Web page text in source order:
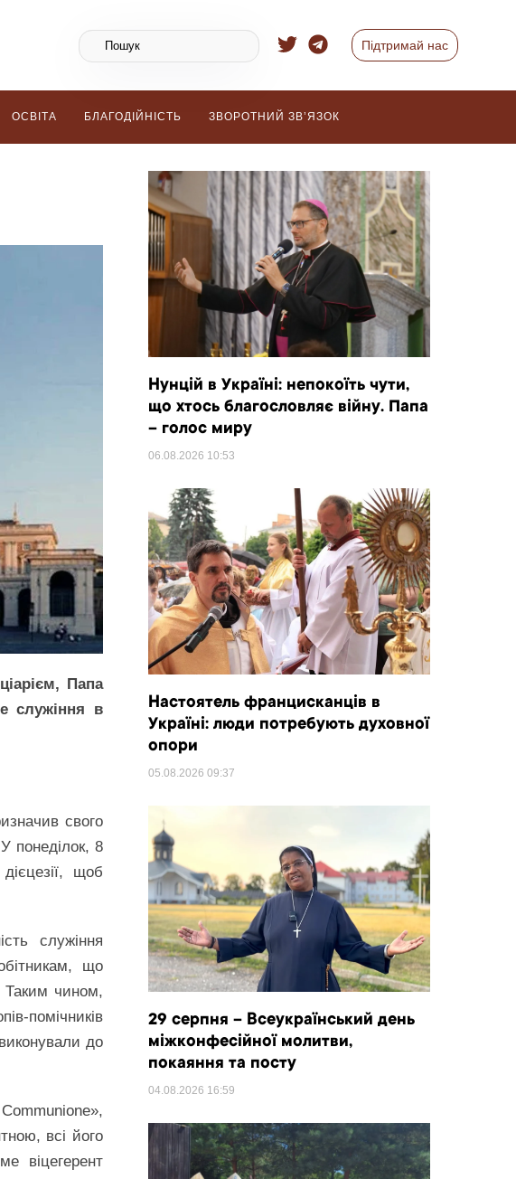
Підтримай нас
ОСВІТА БЛАГОДІЙНІСТЬ ЗВОРОТНИЙ ЗВ’ЯЗОК
Папа
служіння в
свого
У понеділок, 8
щоб
служіння
що
Таким чином,
помічників
до
всі його
віцегерент
Нунцій в Україні: непокоїть чути,
що хтось благословляє війну. Папа
– голос миру
06.08.2026 10:53
Настоятель францисканців в
Україні: люди потребують духовної
опори
05.08.2026 09:37
29 серпня – Всеукраїнський день
міжконфесійної молитви,
покаяння та посту
04.08.2026 16:59